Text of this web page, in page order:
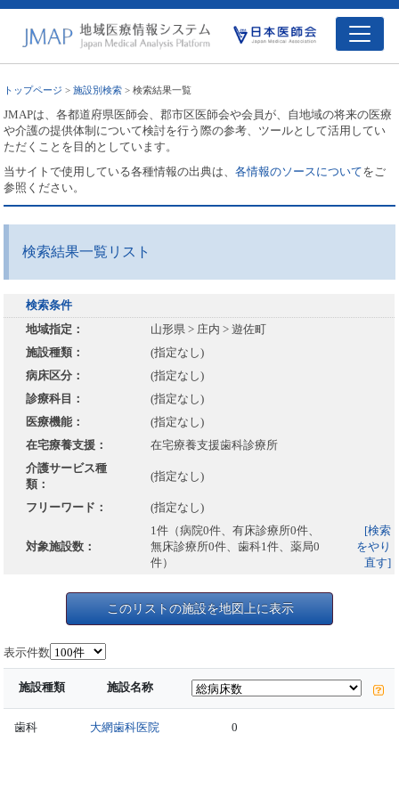
トップページ >施設別検索 > 検索結果一覧
JMAPは、各都道府県医師会、郡市区医師会や会員が、自地域の将来の医療
や介護の提供体制について検討を行う際の参考、ツールとして活用してい
ただくことを目的としています。
当サイトで使用している各種情報の出典は、各情報のソースについてをご
参照ください。
検索結果一覧リスト
検索条件
地域指定：
山形県 > 庄内 > 遊佐町
施設種類：
(指定なし)
病床区分：
(指定なし)
診療科目：
(指定なし)
医療機能：
(指定なし)
在宅療養支援：
在宅療養支援歯科診療所
介護サービス種
類：
(指定なし)
フリーワード： (指定なし)
対象施設数：
1件（病院0件、有床診療所0件、
無床診療所0件、歯科1件、薬局0
件）
[検索
をやり
直す]
このリストの施設を地図上に表示
表示件数
施設種類 施設名称
歯科 大網歯科医院 0